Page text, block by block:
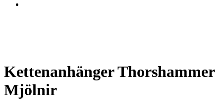
Kettenanhänger Thorshammer
Mjölnir